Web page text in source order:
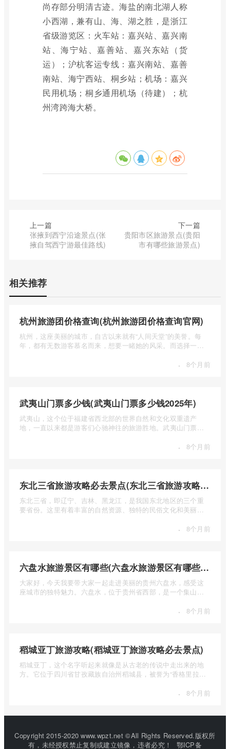
尚存部分明清古迹。海盐的南北湖人称
小西湖，兼有山、海、湖之胜，是浙江
省级游览区：火车站：嘉兴站、嘉兴南
站、海宁站、嘉善站、嘉兴东站（货
运）；沪杭客运专线：嘉兴南站、嘉善
南站、海宁西站、桐乡站；机场：嘉兴
民用机场；桐乡通用机场（待建）；杭
州湾跨海大桥。
上一篇
张掖到西宁沿途景点(张
掖自驾西宁游最佳路线)
下一篇
贵阳市区旅游景点(贵阳
市有哪些旅游景点)
相关推荐
杭州旅游团价格查询(杭州旅游团价格查询官网)
杭州，这座美丽的城市，自古以来就有“人间天堂”的美誉。每
年，都有无数游客慕名而来，想要一睹她的风采。而选择一个
· 8个月前
武夷山门票多少钱(武夷山门票多少钱2025年)
武夷山，这个位于福建省西北部的世界自然和文化双重遗产
地，一直以来都是游客们心驰神往的旅游胜地。武夷山门票多
· 8个月前
东北三省旅游攻略必去景点(东北三省旅游攻略必去景点视频介绍)
东北三省，即辽宁、吉林、黑龙江，是我国东北地区的三个重
要省份。这里有着丰富的自然资源、独特的民俗文化和美丽的
· 8个月前
六盘水旅游景区有哪些(六盘水旅游景区有哪些景点值得去)
大家好，今天我要带大家一起走进美丽的贵州六盘水，感受这
座城市的独特魅力。六盘水，位于贵州省西部，是一个集山水
· 8个月前
稻城亚丁旅游攻略(稻城亚丁旅游攻略必去景点)
稻城亚丁，这个名字听起来就像是从古老的传说中走出来的地
方。它位于四川省甘孜藏族自治州稻城县，被誉为“香格里拉的
· 8个月前
Copyright 2015-2020 www.wpzt.net ©All Rights Reserved.版权所
有，未经授权禁止复制或建立镜像，违者必究！
鄂ICP备